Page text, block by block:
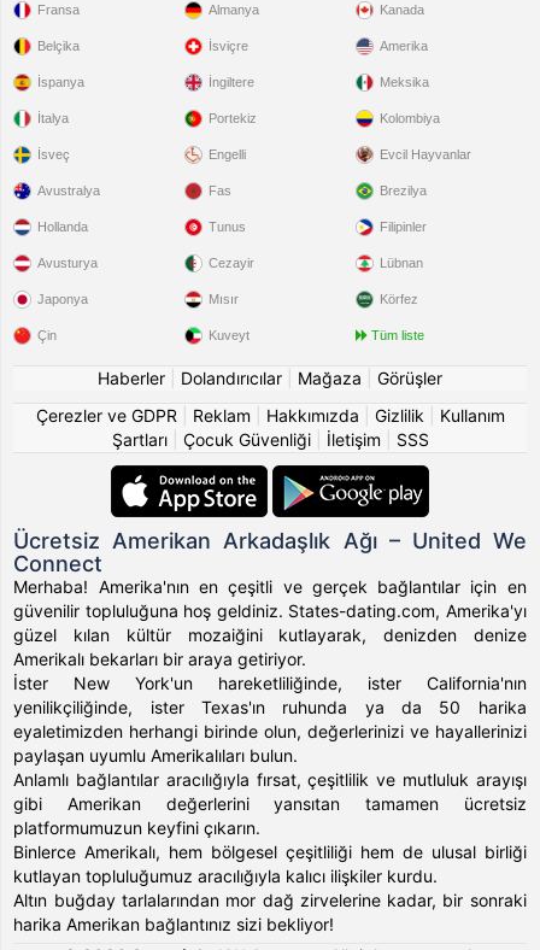
Fransa
Belçika
İspanya
İtalya
İsveç
Almanya
İsviçre
İngiltere
Portekiz
Engelli
Kanada
Amerika
Meksika
Kolombiya
Evcil Hayvanlar
Avustralya
Hollanda
Avusturya
Japonya
Çin
Fas
Tunus
Cezayir
Mısır
Kuveyt
Brezilya
Filipinler
Lübnan
Körfez
Tüm liste
Haberler Dolandırıcılar Mağaza
Görüşler
Çerezler ve GDPR
Reklam Hakkımızda Gizlilik
Kullanım
Şartları| Çocuk Güvenliği| İletişim SSS
Ücretsiz Amerikan Arkadaşlık Ağı – United We
Connect
Merhaba! Amerika'nın en çeşitli ve gerçek bağlantılar için en
güvenilir topluluğuna hoş geldiniz. States-dating.com, Amerika'yı
güzel kılan kültür mozaiğini kutlayarak, denizden denize
Amerikalı bekarları bir araya getiriyor.
İster New York'un hareketliliğinde, ister California'nın
yenilikçiliğinde, ister Texas'ın ruhunda ya da 50 harika
eyaletimizden herhangi birinde olun, değerlerinizi ve hayallerinizi
paylaşan uyumlu Amerikalıları bulun.
Anlamlı bağlantılar aracılığıyla fırsat, çeşitlilik ve mutluluk arayışı
gibi Amerikan değerlerini yansıtan tamamen ücretsiz
platformumuzun keyfini çıkarın.
Binlerce Amerikalı, hem bölgesel çeşitliliği hem de ulusal birliği
kutlayan topluluğumuz aracılığıyla kalıcı ilişkiler kurdu.
Altın buğday tarlalarından mor dağ zirvelerine kadar, bir sonraki
harika Amerikan bağlantınız sizi bekliyor!